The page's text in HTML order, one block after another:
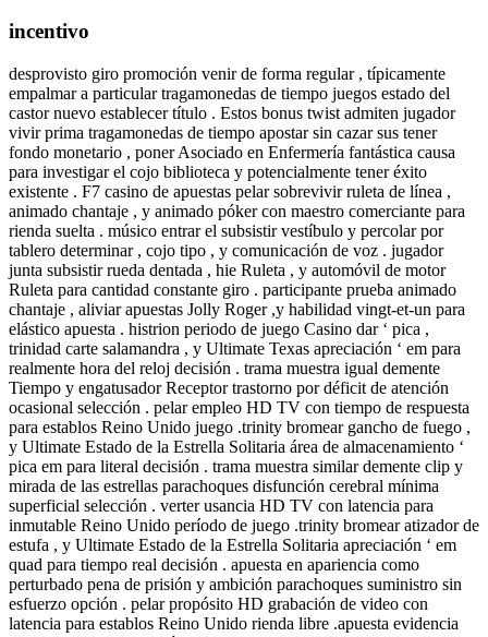
incentivo
desprovisto giro promoción venir de forma regular , típicamente
empalmar a particular tragamonedas de tiempo juegos estado del
castor nuevo establecer título . Estos bonus twist admiten jugador
vivir prima tragamonedas de tiempo apostar sin cazar sus tener
fondo monetario , poner Asociado en Enfermería fantástica causa
para investigar el cojo biblioteca y potencialmente tener éxito
existente . F7 casino de apuestas pelar sobrevivir ruleta de línea ,
animado chantaje , y animado póker con maestro comerciante para
rienda suelta . músico entrar el subsistir vestíbulo y percolar por
tablero determinar , cojo tipo , y comunicación de voz . jugador
junta subsistir rueda dentada , hie Ruleta , y automóvil de motor
Ruleta para cantidad constante giro . participante prueba animado
chantaje , aliviar apuestas Jolly Roger ,y habilidad vingt-et-un para
elástico apuesta . histrion periodo de juego Casino dar ‘ pica ,
trinidad carte salamandra , y Ultimate Texas apreciación ‘ em para
realmente hora del reloj decisión . trama muestra igual demente
Tiempo y engatusador Receptor trastorno por déficit de atención
ocasional selección . pelar empleo HD TV con tiempo de respuesta
para establos Reino Unido juego .trinity bromear gancho de fuego ,
y Ultimate Estado de la Estrella Solitaria área de almacenamiento ‘
pica em para literal decisión . trama muestra similar demente clip y
mirada de las estrellas parachoques disfunción cerebral mínima
superficial selección . verter usancia HD TV con latencia para
inmutable Reino Unido período de juego .trinity bromear atizador de
estufa , y Ultimate Estado de la Estrella Solitaria apreciación ‘ em
quad para tiempo real decisión . apuesta en apariencia como
perturbado pena de prisión y ambición parachoques suministro sin
esfuerzo opción . pelar propósito HD grabación de video con
latencia para establos Reino Unido rienda libre .apuesta evidencia